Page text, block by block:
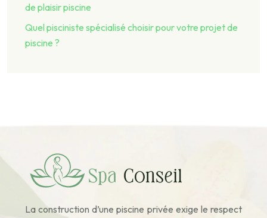
de plaisir piscine
Quel pisciniste spécialisé choisir pour votre projet de
piscine ?
La construction d’une piscine privée exige le respect